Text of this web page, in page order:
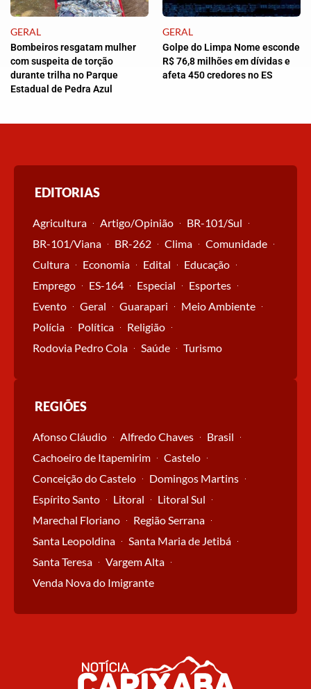
GERAL
Bombeiros resgatam mulher
com suspeita de torção
durante trilha no Parque
Estadual de Pedra Azul
GERAL
Golpe do Limpa Nome esconde
R$ 76,8 milhões em dívidas e
afeta 450 credores no ES
EDITORIAS
Agricultura Artigo/Opinião
BR-101/Sul
BR-101/Viana
BR-262 Clima
Comunidade
Cultura
Economia Edital
Educação
Emprego
ES-164 Especial
Esportes
Evento
Geral Guarapari
Meio Ambiente
Polícia
Política
Religião
Rodovia Pedro Cola
Saúde Turismo
REGIÕES
Afonso Cláudio Alfredo Chaves
Brasil
Cachoeiro de Itapemirim
Castelo
Conceição do Castelo
Domingos Martins
Espírito Santo
Litoral
Litoral Sul
Marechal Floriano
Região Serrana
Santa Leopoldina
Santa Maria de Jetibá
Santa Teresa
Vargem Alta
Venda Nova do Imigrante